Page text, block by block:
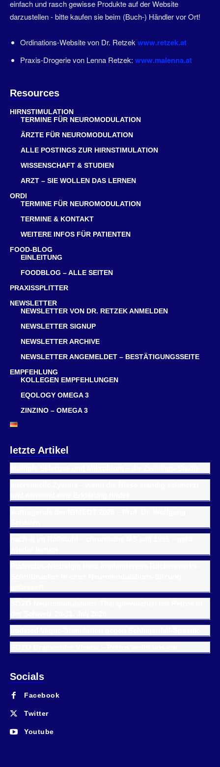
einfach und rasch gewisse Produkte auf der Website
darzustellen - bitte kaufen sie beim (Buch-) Händler vor Ort!
Ordinations-Website von Dr. Retzek www.retzek.at
Praxis-Drogerie von Lenna Retzek: www.malenna.at
Resources
HIRNSTIMULATION
TERMINE FÜR NEUROMODULATION
ÄRZTE FÜR NEUROMODULATION
ALLE POSTINGS ZUR HIRNSTIMULATION
WISSENSCHAFT & STUDIEN
ARZT – SIE WOLLEN DAS LERNEN
ORDI
TERMINE FÜR NEUROMODULATION
TERMINE & KONTAKT
WEITERE INFOS FÜR PATIENTEN
FOOD-BLOG
EINLEITUNG
FOODBLOG – ALLE SEITEN
PRAXISSPLITTER
NEWSLETTER
NEWSLETTER VON DR. RETZEK ANMELDEN
NEWSLETTER SIGNUP
NEWSLETTER ARCHIVE
NEWSLETTER ANGEMELDET – BESTÄTIGUNGSSEITE
EMPFEHLUNG
KOLLEGEN EMPFEHLUNGEN
EQOLOGY OMEGA 3
ZINZINO – OMEGA 3
letzte Artikel
Socials
Facebook
Twitter
Youtube